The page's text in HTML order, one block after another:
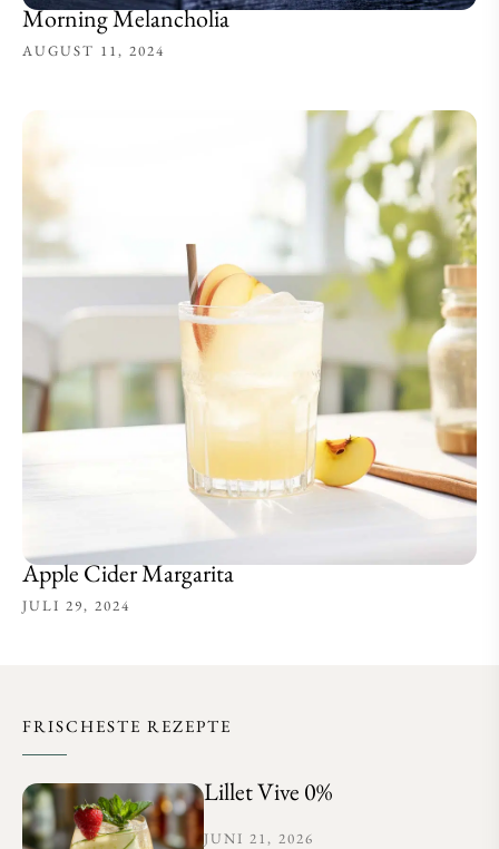
Morning Melancholia
AUGUST 11, 2024
Apple Cider Margarita
JULI 29, 2024
FRISCHESTE REZEPTE
Lillet Vive 0%
JUNI 21, 2026